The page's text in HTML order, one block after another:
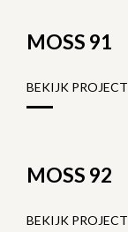
MOSS 91
BEKIJK PROJECT
MOSS 92
BEKIJK PROJECT